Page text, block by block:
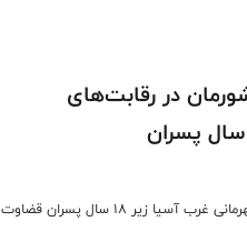
در رقابت‌های
داور بین‌المللی کشورمان در رقابت‌های قهرمانی غرب آسیا زیر ۱۸ سال پسران قضاوت